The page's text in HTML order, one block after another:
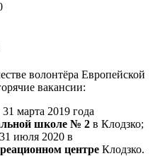
волонтёра Европейской
вакансии:
марта 2019 года
школе № 2 в Клодзко;
июля 2020 в
центре Клодзко.